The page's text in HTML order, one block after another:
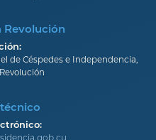
Revolución
de Céspedes e Independencia,